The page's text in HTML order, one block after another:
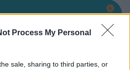
Process My Personal
sale, sharing to third parties, or
per il Parto